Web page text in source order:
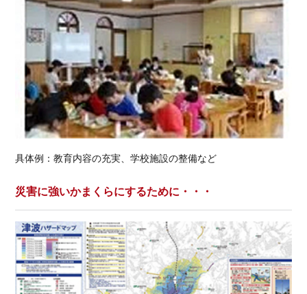
具体例：教育内容の充実、学校施設の整備など
災害に強いかまくらにするために・・・